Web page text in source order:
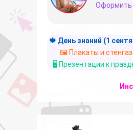
Оформить
🍁 День знаний (1
🖼️ Плакаты и
🖥️ Презентации к